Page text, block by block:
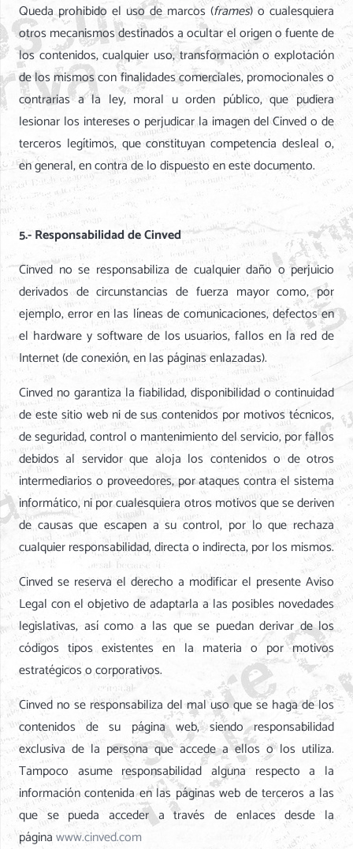
Queda prohibido el uso de marcos (frames) o cualesquiera
otros mecanismos destinados a ocultar el origen o fuente de
los contenidos, cualquier uso, transformación o explotación
de los mismos con finalidades comerciales, promocionales o
contrarias a la ley, moral u orden público, que pudiera
lesionar los intereses o perjudicar la imagen del Cinved o de
terceros legítimos, que constituyan competencia desleal o,
en general, en contra de lo dispuesto en este documento.
5.- Responsabilidad de Cinved
Cinved no se responsabiliza de cualquier daño o perjuicio
derivados de circunstancias de fuerza mayor como, por
ejemplo, error en las líneas de comunicaciones, defectos en
el hardware y software de los usuarios, fallos en la red de
Internet (de conexión, en las páginas enlazadas).
Cinved no garantiza la fiabilidad, disponibilidad o continuidad
de este sitio web ni de sus contenidos por motivos técnicos,
de seguridad, control o mantenimiento del servicio, por fallos
debidos al servidor que aloja los contenidos o de otros
intermediarios o proveedores, por ataques contra el sistema
informático, ni por cualesquiera otros motivos que se deriven
de causas que escapen a su control, por lo que rechaza
cualquier responsabilidad, directa o indirecta, por los mismos.
Cinved se reserva el derecho a modificar el presente Aviso
Legal con el objetivo de adaptarla a las posibles novedades
legislativas, así como a las que se puedan derivar de los
códigos tipos existentes en la materia o por motivos
estratégicos o corporativos.
Cinved no se responsabiliza del mal uso que se haga de los
contenidos de su página web, siendo responsabilidad
exclusiva de la persona que accede a ellos o los utiliza.
Tampoco asume responsabilidad alguna respecto a la
información contenida en las páginas web de terceros a las
que se pueda acceder a través de enlaces desde la
páginawww.cinved.com